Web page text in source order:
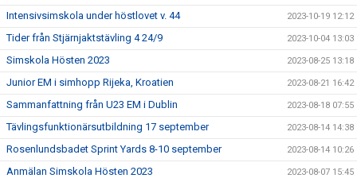
Intensivsimskola under höstlovet v. 44 2023-10-19 12:12
Tider från Stjärnjaktstävling 4 24/9 2023-10-04 13:03
Simskola Hösten 2023 2023-08-25 13:18
Junior EM i simhopp Rijeka, Kroatien 2023-08-21 16:42
Sammanfattning från U23 EM i Dublin 2023-08-18 07:55
Tävlingsfunktionärsutbildning 17 september 2023-08-14 14:38
Rosenlundsbadet Sprint Yards 8-10 september 2023-08-14 10:26
Anmälan Simskola Hösten 2023 2023-08-07 15:45